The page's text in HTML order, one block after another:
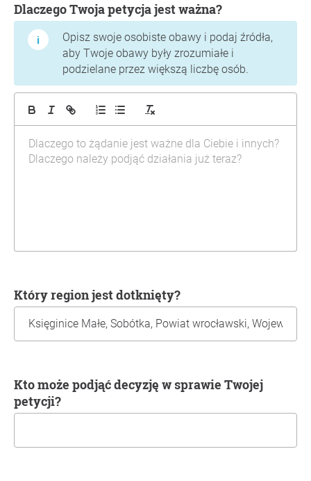
Dlaczego Twoja petycja jest ważna?
Opisz swoje osobiste obawy i podaj źródła,
aby Twoje obawy były zrozumiałe i
podzielane przez większą liczbę osób.
Który region jest dotknięty?
Kto może podjąć decyzję w sprawie Twojej
petycji?